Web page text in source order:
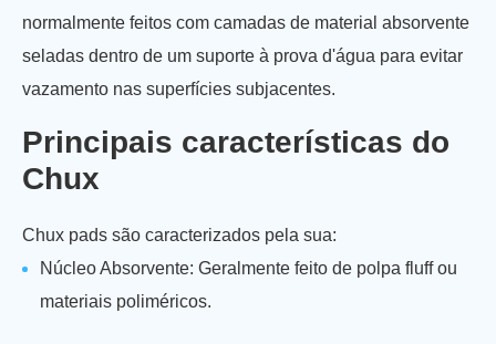
normalmente feitos com camadas de material absorvente
seladas dentro de um suporte à prova d'água para evitar
vazamento nas superfícies subjacentes.
Principais características do
Chux
Chux pads são caracterizados pela sua:
Núcleo Absorvente: Geralmente feito de polpa fluff ou
materiais poliméricos.